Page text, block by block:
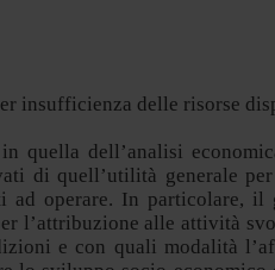
insufficienza delle risorse
quella dell’analisi
di quell’utilità generale
ad operare. In particolare,
l’attribuzione alle attività
e con quali modalità